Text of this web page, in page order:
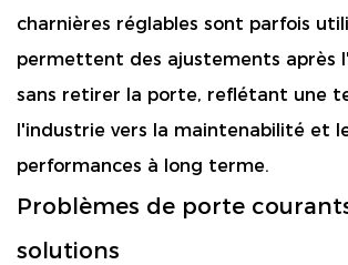
charnières réglables sont parfois
permettent des ajustements après
sans retirer la porte, reflétant une
l'industrie vers la maintenabilité et
performances à long terme.
Problèmes de porte
solutions